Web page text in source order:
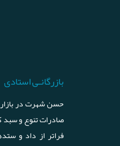
بازرگانـی استادی
حسن شهرت در
صادرات تنوع و سبد
فراتر از داد و